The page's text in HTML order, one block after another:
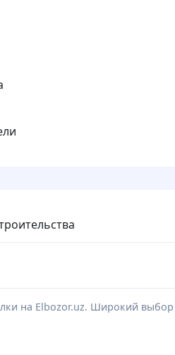
на Elbozor.uz. Широкий